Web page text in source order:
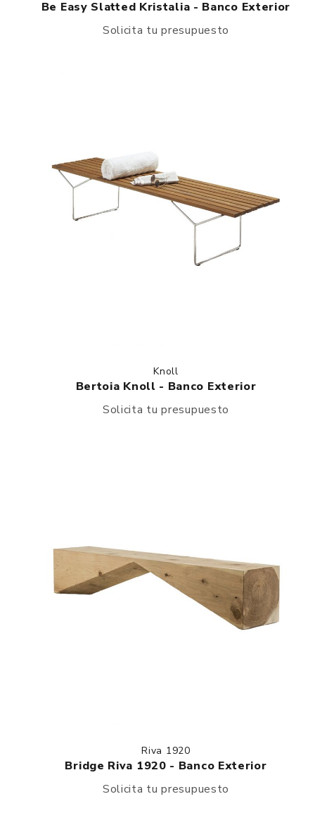
Be Easy Slatted Kristalia - Banco Exterior
Solicita tu presupuesto
Knoll
Bertoia Knoll - Banco Exterior
Solicita tu presupuesto
Riva 1920
Bridge Riva 1920 - Banco Exterior
Solicita tu presupuesto